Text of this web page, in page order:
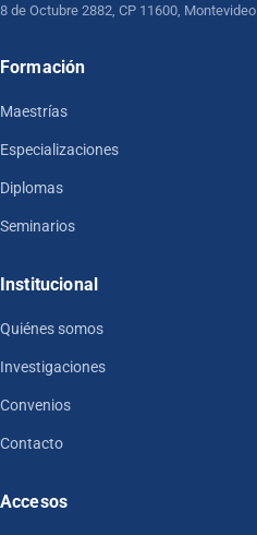
8 de Octubre 2882, CP 11600, Montevideo
Formación
Maestrías
Especializaciones
Diplomas
Seminarios
Institucional
Quiénes somos
Investigaciones
Convenios
Contacto
Accesos